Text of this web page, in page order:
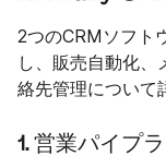
2つのCRMソフト
し、販売自動化、
絡先管理について
1. 営業パイプ